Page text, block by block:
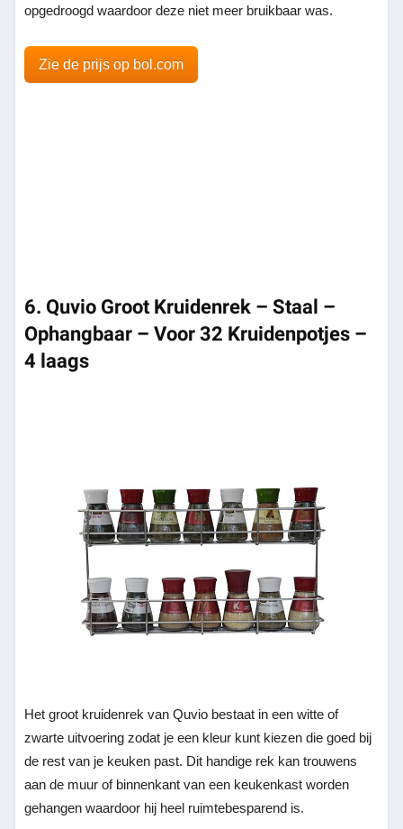
opgedroogd waardoor deze niet meer bruikbaar was.
Zie de prijs op bol.com
6. Quvio Groot Kruidenrek – Staal –
Ophangbaar – Voor 32 Kruidenpotjes –
4 laags
Het groot kruidenrek van Quvio bestaat in een witte of
zwarte uitvoering zodat je een kleur kunt kiezen die goed bij
de rest van je keuken past. Dit handige rek kan trouwens
aan de muur of binnenkant van een keukenkast worden
gehangen waardoor hij heel ruimtebesparend is.